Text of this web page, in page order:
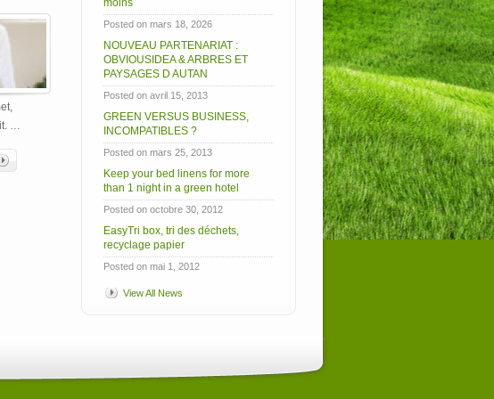
…
Posted on mars 18, 2026
NOUVEAU PARTENARIAT :
OBVIOUSIDEA & ARBRES ET
PAYSAGES D AUTAN
Posted on avril 15, 2013
GREEN VERSUS BUSINESS,
INCOMPATIBLES ?
Posted on mars 25, 2013
Keep your bed linens for more
than 1 night in a green hotel
Posted on octobre 30, 2012
EasyTri box, tri des déchets,
recyclage papier
Posted on mai 1, 2012
View All News